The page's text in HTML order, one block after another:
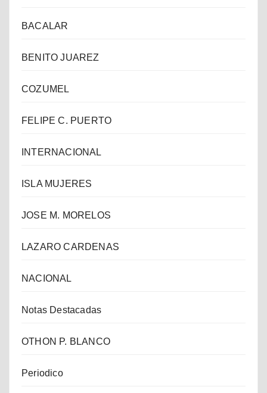
BACALAR
BENITO JUAREZ
COZUMEL
FELIPE C. PUERTO
INTERNACIONAL
ISLA MUJERES
JOSE M. MORELOS
LAZARO CARDENAS
NACIONAL
Notas Destacadas
OTHON P. BLANCO
Periodico